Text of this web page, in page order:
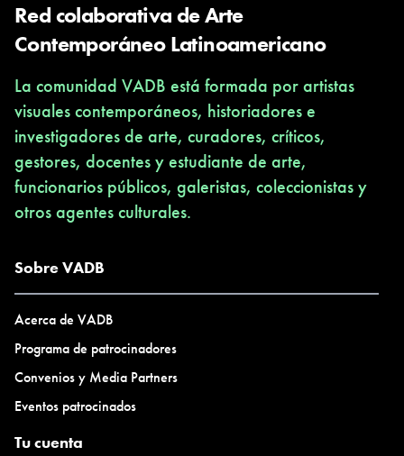
Red colaborativa de Arte
Contemporáneo Latinoamericano
La comunidad VADB está formada por artistas
visuales contemporáneos, historiadores e
investigadores de arte, curadores, críticos,
gestores, docentes y estudiante de arte,
funcionarios públicos, galeristas, coleccionistas y
otros agentes culturales.
Sobre VADB
Acerca de VADB
Programa de patrocinadores
Convenios y Media Partners
Eventos patrocinados
Tu cuenta